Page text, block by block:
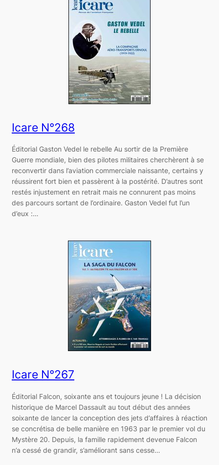
Icare N°268
Éditorial Gaston Vedel le rebelle Au sortir de la Première
Guerre mondiale, bien des pilotes militaires cherchèrent à se
reconvertir dans l’aviation commerciale naissante, certains y
réussirent fort bien et passèrent à la postérité. D’autres sont
restés injustement en retrait mais ne connurent pas moins
des parcours sortant de l’ordinaire. Gaston Vedel fut l’un
d’eux :…
Icare N°267
Éditorial Falcon, soixante ans et toujours jeune ! La décision
historique de Marcel Dassault au tout début des années
soixante de lancer la conception des jets d’affaires à réaction
se concrétisa de belle manière en 1963 par le premier vol du
Mystère 20. Depuis, la famille rapidement devenue Falcon
n’a cessé de grandir, s’améliorant sans cesse…